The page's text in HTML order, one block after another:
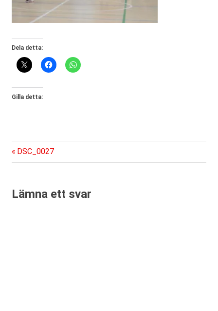
Dela detta:
Gilla detta:
Inläggsnavigering
Föregående
inlägg:
DSC_0027
Lämna ett svar